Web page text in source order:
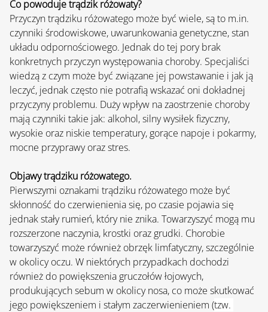
Co powoduje trądzik różowaty?
Przyczyn trądziku różowatego może być wiele, są to m.in.
czynniki środowiskowe, uwarunkowania genetyczne, stan
układu odpornościowego. Jednak do tej pory brak
konkretnych przyczyn występowania choroby. Specjaliści
wiedzą z czym może być związane jej powstawanie i jak ją
leczyć, jednak często nie potrafią wskazać oni dokładnej
przyczyny problemu. Duży wpływ na zaostrzenie choroby
mają czynniki takie jak: alkohol, silny wysiłek fizyczny,
wysokie oraz niskie temperatury, gorące napoje i pokarmy,
mocne przyprawy oraz stres.
Objawy trądziku różowatego.
Pierwszymi oznakami trądziku różowatego może być
skłonność do czerwienienia się, po czasie pojawia się
jednak stały rumień, który nie znika. Towarzyszyć mogą mu
rozszerzone naczynia, krostki oraz grudki. Chorobie
towarzyszyć może również obrzęk limfatyczny, szczególnie
w okolicy oczu. W niektórych przypadkach dochodzi
również do powiększenia gruczołów łojowych,
produkujących sebum w okolicy nosa, co może skutkować
jego powiększeniem i stałym zaczerwienieniem (tzw.